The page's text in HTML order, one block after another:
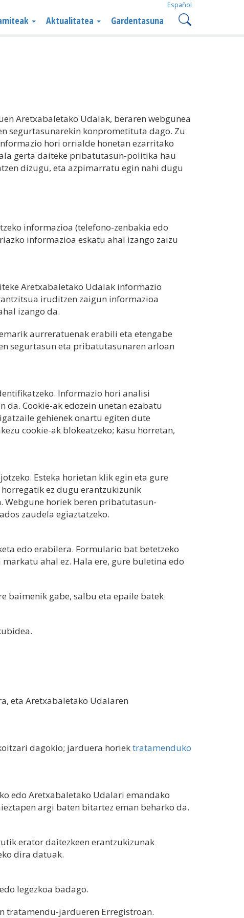
Español
Aktualitatea Gardentasuna
Aretxabaletako Udalak, beraren webgunea
segurtasunarekin konprometituta dago. Zu
hori orrialde honetan ezarritako
gerta daiteke pribatutasun-politika hau
dizugu, eta azpimarratu egin nahi dugu
informazioa (telefono-zenbakia edo
informazioa eskatu ahal izango zaizu
Aretxabaletako Udalak informazio
iruditzen zaigun informazioa
eta edozein un‏etan deuseztatu ahal izango da.
aurreratuenak erabili eta etengabe
segurtasun eta pribatutasunaren arloan
Informazio hori analisi
Cookie-ak edozein unetan ezabatu
gehienek onartu egiten dute
cookie-ak blokeatzeko; kasu horretan,
Esteka horietan klik egin eta gure
ez dugu erantzukizunik
Webgune horiek beren pribatutasun-
zaudela egiaztatzeko.
edo erabilera. Formulario bat betetzeko
ahal ez. Hala ere, gure buletina edo
baimenik gabe, salbu eta epaile batek
eta Aretxabaletako Udalaren
dagokio; jarduera horiektratamenduko
edo Aretxabaletako Udalari emandako
argi baten bitartez eman beharko da.
erator daitezkeen erantzukizunak
dira datuak.
legezkoa badago.
tratamendu-jardueren Erregistroan.